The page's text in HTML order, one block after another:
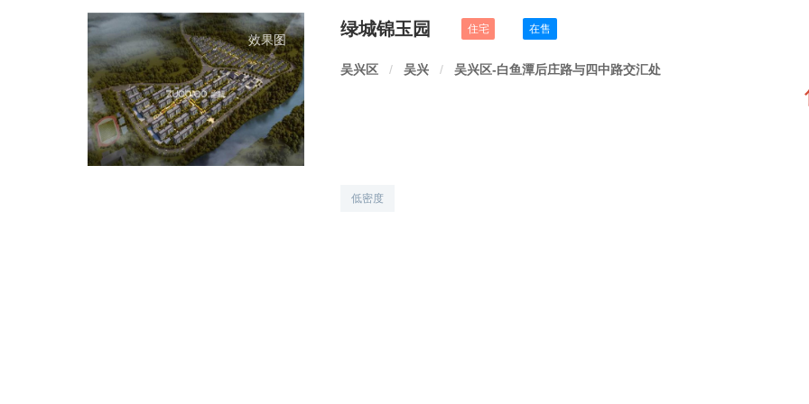
效果图
绿城锦玉园 住宅 在售
吴兴区 / 吴兴 / 吴兴区-白鱼潭后庄路与四中路交汇处
低密度